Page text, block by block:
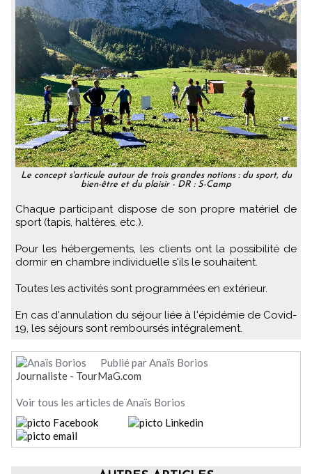
Le concept s'articule autour de trois grandes notions : du sport, du
bien-être et du plaisir - DR : S-Camp
Chaque participant dispose de son propre matériel de
sport (tapis, haltères, etc.).
Pour les hébergements, les clients ont la possibilité de
dormir en chambre individuelle s'ils le souhaitent.
Toutes les activités sont programmées en extérieur.
En cas d'annulation du séjour liée à l'épidémie de Covid-
19, les séjours sont remboursés intégralement.
Publié par Anaïs Borios
Journaliste - TourMaG.com
Voir tous les articles de Anaïs Borios